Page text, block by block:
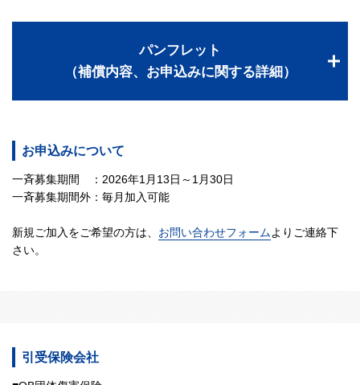
パンフレット
（補償内容、お申込みに関する詳細）
お申込みについて
一斉募集期間 ：2026年1月13日～1月30日
一斉募集期間外：毎月加入可能
新規ご加入をご希望の方は、 お問い合わせフォームよりご連絡下
さい。
引受保険会社